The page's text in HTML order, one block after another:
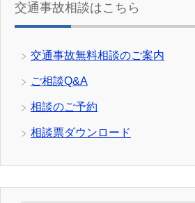
交通事故相談はこちら
交通事故無料相談のご案内
ご相談Q&A
相談のご予約
相談票ダウンロード